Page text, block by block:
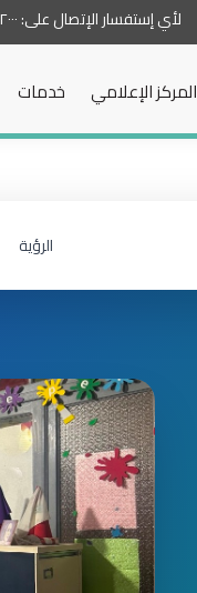
لأي إستفسار الإتصال على:
المركز الإعلامي خدمات
الرؤية